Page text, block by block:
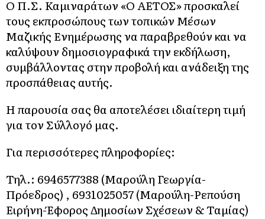
Ο Π.Σ. Καμιναράτων «Ο ΑΕΤΟΣ» προσκαλεί
τους εκπροσώπους των τοπικών Μέσων
Μαζικής Ενημέρωσης να παραβρεθούν και να
καλύψουν δημοσιογραφικά την εκδήλωση,
συμβάλλοντας στην προβολή και ανάδειξη της
προσπάθειας αυτής.
Η παρουσία σας θα αποτελέσει ιδιαίτερη τιμή
για τον Σύλλογό μας.
Για περισσότερες πληροφορίες:
Τηλ.: 6946577388 (Μαρούλη Γεωργία-
Πρόεδρος) , 6931025057 (Μαρούλη-Ρεπούση
Ειρήνη-Έφορος Δημοσίων Σχέσεων & Ταμίας)